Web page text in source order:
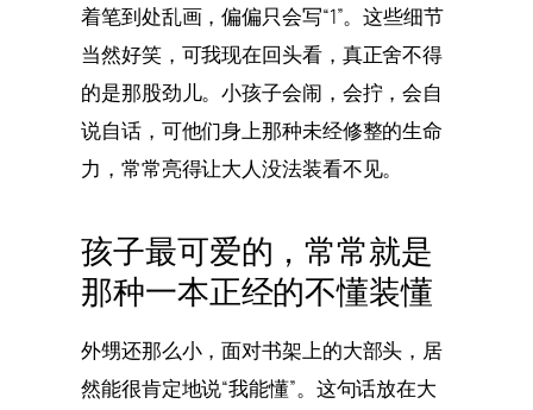
着笔到处乱画，偏偏只会写“1”。这些细节
当然好笑，可我现在回头看，真正舍不得
的是那股劲儿。小孩子会闹，会拧，会自
说自话，可他们身上那种未经修整的生命
力，常常亮得让大人没法装看不见。
孩子最可爱的，常常就是
那种一本正经的不懂装懂
外甥还那么小，面对书架上的大部头，居
然能很肯定地说“我能懂”。这句话放在大